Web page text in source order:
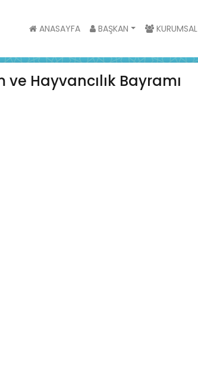
ANASAYFA BAŞKAN KURUMSAL
Hayvancılık Bayramı